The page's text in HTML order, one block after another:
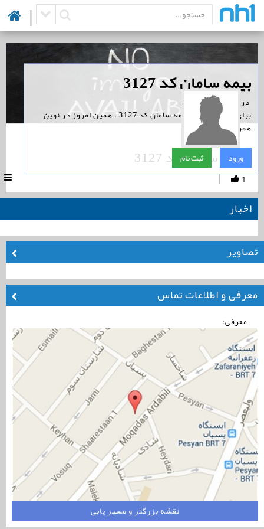
|
‏بیمه سامان کد 3127
‏ در نوین همراه است.
برای پیگیری اخبار بیمه سامان کد 3127 ، همین امروز در نوین
همراه ثبت نام کنید.
ورود ثبت نام
بیمه سامان کد 3127
1
|
اخبار
تصاویر
معرفی و اطلاعات تماس
معرفی:
نقشه بزرگتر و مسیر یابی